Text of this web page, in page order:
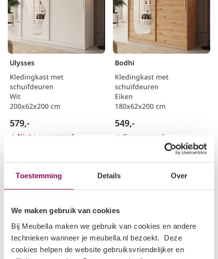
Toestemming Details Over
We maken gebruik van cookies
Bij Meubella maken we gebruik van cookies en andere
technieken wanneer je meubella.nl bezoekt. Deze
cookies helpen de website gebruiksvriendelijker en
Ulysses
Kledingkast met
schuifdeuren
Wit
200x62x200 cm
579,-
Niet op voorraad
Bodhi
Kledingkast met
schuifdeuren
Eiken
180x62x200 cm
549,-
Op voorraad